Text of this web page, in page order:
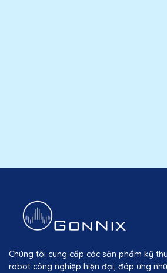
Chúng tôi cung cấp các sản phẩm kỹ
robot công nghiệp hiện đại, đáp ứng